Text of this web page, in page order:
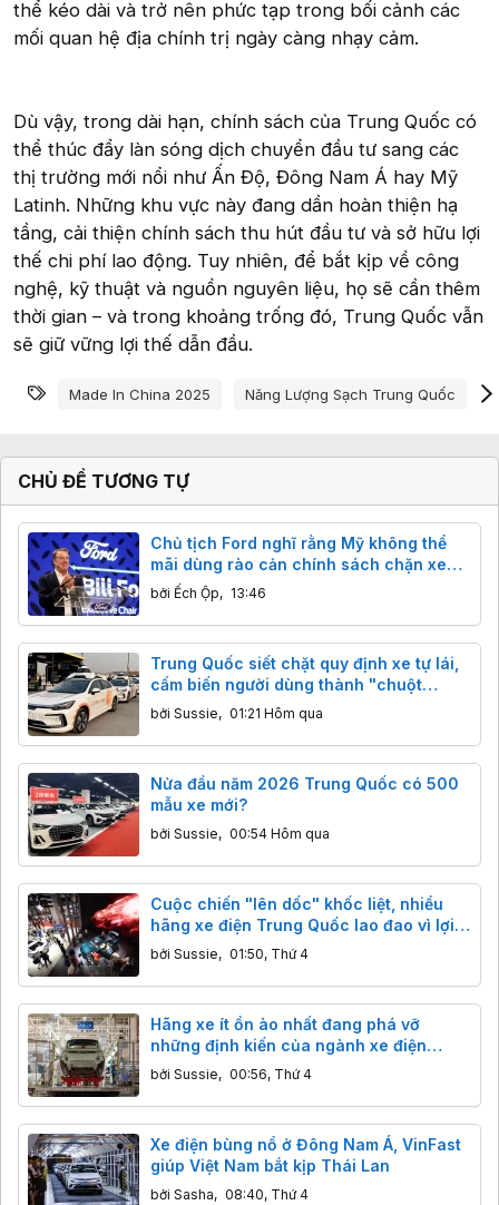
thể kéo dài và trở nên phức tạp trong bối cảnh các
mối quan hệ địa chính trị ngày càng nhạy cảm.
Dù vậy, trong dài hạn, chính sách của Trung Quốc có
thể thúc đẩy làn sóng dịch chuyển đầu tư sang các
thị trường mới nổi như Ấn Độ, Đông Nam Á hay Mỹ
Latinh. Những khu vực này đang dần hoàn thiện hạ
tầng, cải thiện chính sách thu hút đầu tư và sở hữu lợi
thế chi phí lao động. Tuy nhiên, để bắt kịp về công
nghệ, kỹ thuật và nguồn nguyên liệu, họ sẽ cần thêm
thời gian – và trong khoảng trống đó, Trung Quốc vẫn
sẽ giữ vững lợi thế dẫn đầu.
Từ khóa
Made In China 2025 Năng Lượng Sạch Trung Quốc
CHỦ ĐỀ TƯƠNG TỰ
Chủ tịch Ford nghĩ rằng Mỹ không thể
mãi dùng rào cản chính sách chặn xe
Trung Quốc
bởi Ếch Ộp, 13:46
Trung Quốc siết chặt quy định xe tự lái,
cấm biến người dùng thành "chuột
bạch"
bởi Sussie, 01:21 Hôm qua
Nửa đầu năm 2026 Trung Quốc có 500
mẫu xe mới?
bởi Sussie, 00:54 Hôm qua
Cuộc chiến "lên dốc" khốc liệt, nhiều
hãng xe điện Trung Quốc lao đao vì lợi
nhuận
bởi Sussie, 01:50, Thứ 4
Hãng xe ít ồn ào nhất đang phá vỡ
những định kiến của ngành xe điện
Trung Quốc
bởi Sussie, 00:56, Thứ 4
Xe điện bùng nổ ở Đông Nam Á, VinFast
giúp Việt Nam bắt kịp Thái Lan
bởi Sasha, 08:40, Thứ 4